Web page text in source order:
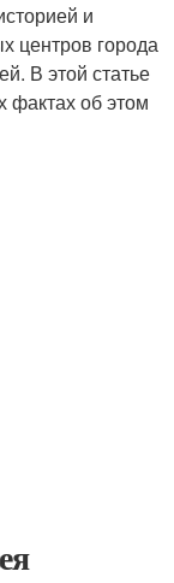
и
центров города
В этой статье
об этом